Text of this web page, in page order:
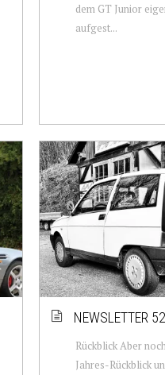
dem GT Junior
aufgest...
NEWSLETTER
Rückblick Aber
Jahres-Rückblick